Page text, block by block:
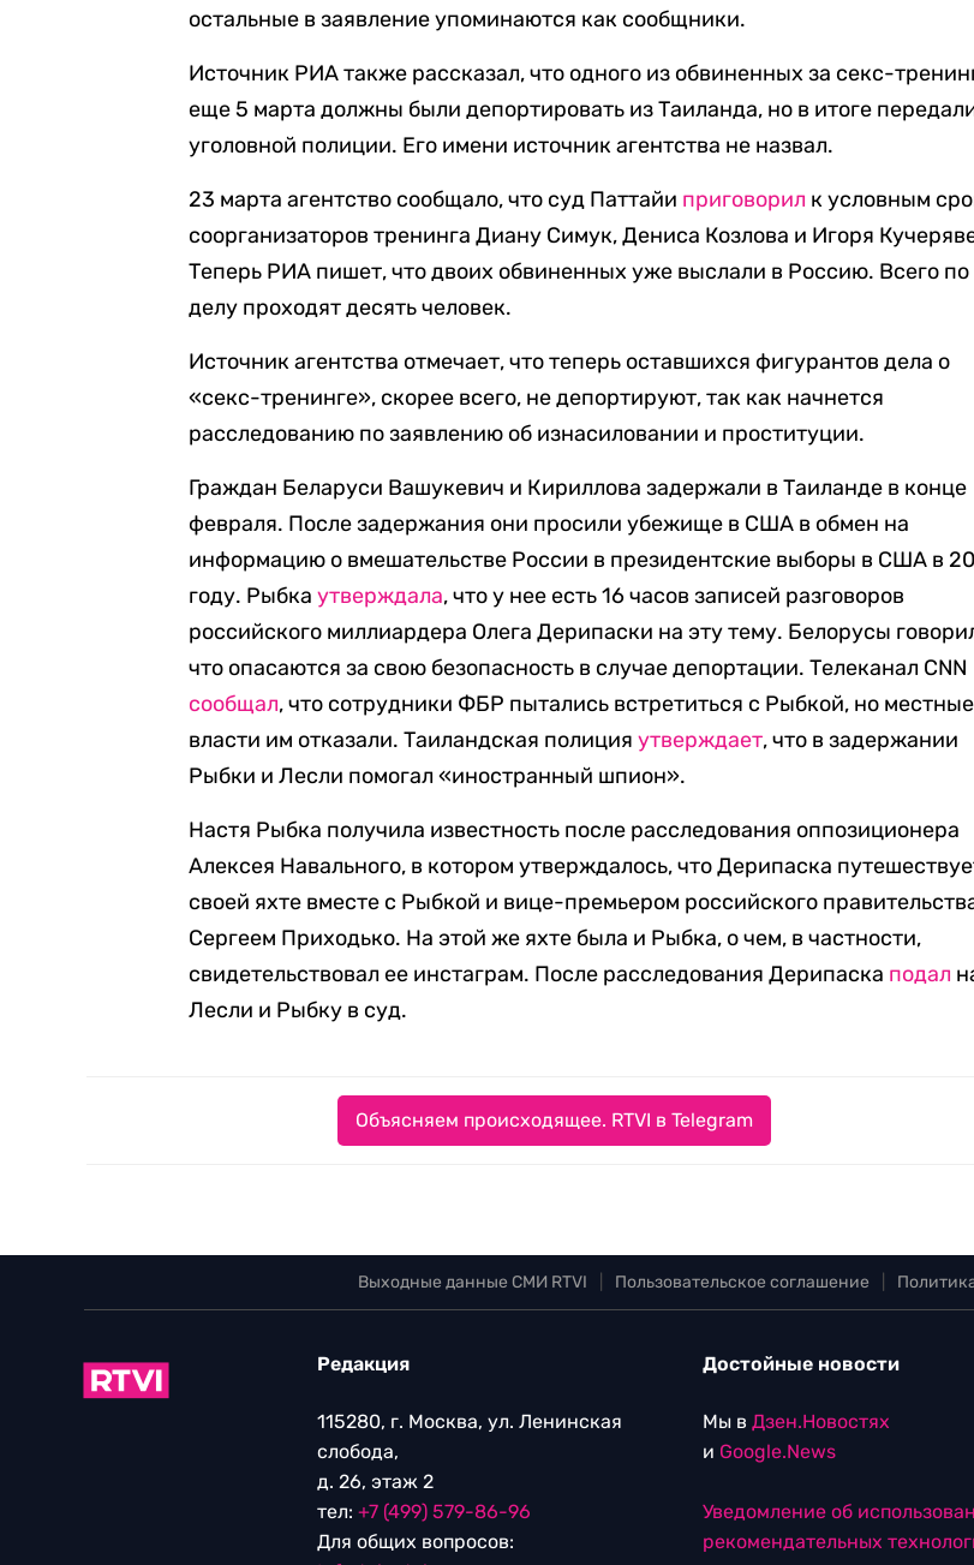
остальные в заявление упоминаются как сообщники.
Источник РИА также рассказал, что одного из обвиненных за секс-
еще 5 марта должны были депортировать из Таиланда, но в итоге
уголовной полиции. Его имени источник агентства не назвал.
23 марта агентство сообщало, что суд Паттайи приговорил к условным
соорганизаторов тренинга Диану Симук, Дениса Козлова и Игоря
Теперь РИА пишет, что двоих обвиненных уже выслали в Россию. Всего по
делу проходят десять человек.
Источник агентства отмечает, что теперь оставшихся фигурантов дела о
«секс-тренинге», скорее всего, не депортируют, так как начнется
расследованию по заявлению об изнасиловании и проституции.
Граждан Беларуси Вашукевич и Кириллова задержали в Таиланде в конце
февраля. После задержания они просили убежище в США в обмен на
информацию о вмешательстве России в президентские выборы в США в
году. Рыбкаутверждала, что у нее есть 16 часов записей разговоров
российского миллиардера Олега Дерипаски на эту тему. Белорусы
что опасаются за свою безопасность в случае депортации. Телеканал CNN
сообщал, что сотрудники ФБР пытались встретиться с Рыбкой, но местные
власти им отказали. Таиландская полицияутверждает, что в задержании
Рыбки и Лесли помогал «иностранный шпион».
Настя Рыбка получила известность после расследования оппозиционера
Алексея Навального, в котором утверждалось, что Дерипаска
своей яхте вместе с Рыбкой и вице-премьером российского
Сергеем Приходько. На этой же яхте была и Рыбка, о чем, в частности,
свидетельствовал ее инстаграм. После расследования Дерипаска подал
Лесли и Рыбку в суд.
Объясняем происходящее. RTVI в Telegram
Выходные данные СМИ RTVI Пользовательское соглашение
Редакция
115280, г. Москва, ул. Ленинская
слобода,
д. 26, этаж 2
тел: +7 (499) 579-86-96
Для общих вопросов:
Достойные новости
Мы в Дзен.Новостях
и Google.News
Уведомление об
рекомендательных